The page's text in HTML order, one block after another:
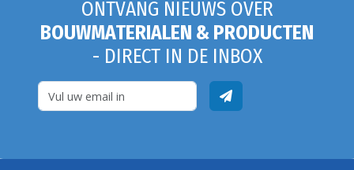
ONTVANG NIEUWS OVER
BOUWMATERIALEN & PRODUCTEN
- DIRECT IN DE INBOX